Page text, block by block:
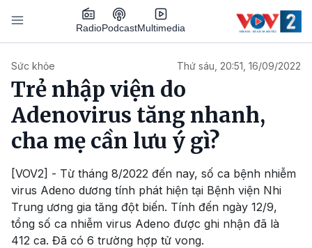
Nhảy đến nội dung
RadioPodcastMultimedia
Sức khỏe Thứ sáu, 20:51, 16/09/2022
Trẻ nhập viện do
Adenovirus tăng nhanh,
cha mẹ cần lưu ý gì?
[VOV2] - Từ tháng 8/2022 đến nay, số ca bệnh nhiễm
virus Adeno dương tính phát hiện tại Bệnh viện Nhi
Trung ương gia tăng đột biến. Tính đến ngày 12/9,
tổng số ca nhiễm virus Adeno được ghi nhận đã là
412 ca. Đã có 6 trường hợp tử vong.